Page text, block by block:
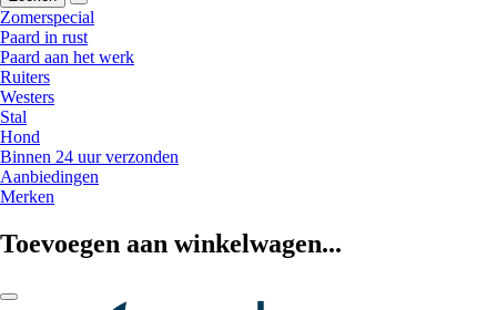
Zomerspecial
Paard in rust
Paard aan het werk
Ruiters
Westers
Stal
Hond
Binnen 24 uur verzonden
Aanbiedingen
Merken
Toevoegen aan winkelwagen...